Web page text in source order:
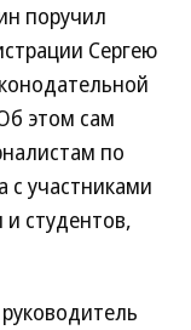
поручил
Сергею
этом сам
по
с участниками
студентов,